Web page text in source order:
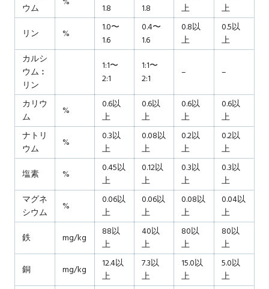
ウム
1.8
1.8
上
上
リン
%
1.0〜
1.6
0.4〜
1.6
0.8以
上
0.5以
上
カルシ
ウム︰
リン
1:1〜
2:1
1:1〜
2:1
– –
カリウ
ム
%
0.6以
上
0.6以
上
0.6以
上
0.6以
上
ナトリ
ウム
%
0.3以
上
0.08以
上
0.2以
上
0.2以
上
塩素
%
0.45以
上
0.12以
上
0.3以
上
0.3以
上
マグネ
シウム
%
0.06以
上
0.06以
上
0.08以
上
0.04以
上
鉄
mg/kg
88以
上
40以
上
80以
上
80以
上
銅
mg/kg
12.4以
上
7.3以
上
15.0以
上
5.0以
上